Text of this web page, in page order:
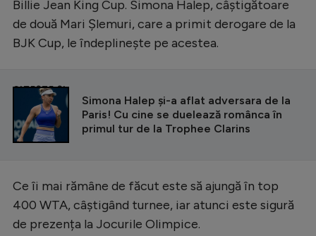
Billie Jean King Cup. Simona Halep, câștigătoare
de două Mari Șlemuri, care a primit derogare de la
BJK Cup, le îndeplinește pe acestea.
CITEȘTE ȘI
Simona Halep și-a aflat adversara de la
Paris! Cu cine se duelează românca în
primul tur de la Trophee Clarins
Ce îi mai rămâne de făcut este să ajungă în top
400 WTA, câștigând turnee, iar atunci este sigură
de prezența la Jocurile Olimpice.